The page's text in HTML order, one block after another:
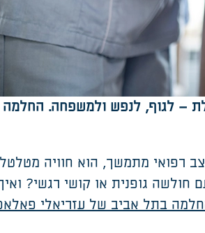
– לגוף, לנפש ולמשפחה. החלמה
רפואי מתמשך, הוא חוויה
גופנית או קושי רגשי?
בתל אביב של עזריאלי